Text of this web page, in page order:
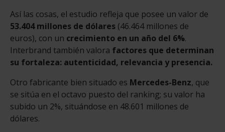
Así las cosas, el estudio refleja que posee un valor de
53.404 millones de dólares (46.464 millones de
euros), con un crecimiento en un año del 6%.
Interbrand también valora factores que determinan
su fortaleza: autenticidad, relevancia y presencia.
Otro fabricante bien situado es Mercedes-Benz, que
se sitúa en el octavo puesto del ranking; su valor ha
subido un 2%, situándose en 48.601 millones de
dólares.